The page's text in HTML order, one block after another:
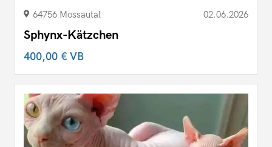
64756 Mossautal 02.06.2026
Sphynx-Kätzchen
400,00 €VB